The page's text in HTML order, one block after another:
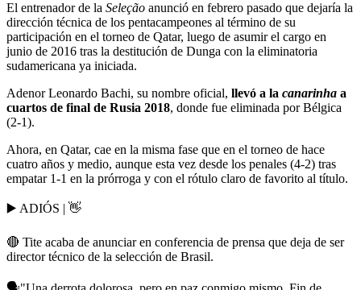
El entrenador de la Seleção anunció en febrero pasado que dejaría la
dirección técnica de los pentacampeones al término de su
participación en el torneo de Qatar, luego de asumir el cargo en
junio de 2016 tras la destitución de Dunga con la eliminatoria
sudamericana ya iniciada.
Adenor Leonardo Bachi, su nombre oficial, llevó a la canarinha a
cuartos de final de Rusia 2018, donde fue eliminada por Bélgica
(2-1).
Ahora, en Qatar, cae en la misma fase que en el torneo de hace
cuatro años y medio, aunque esta vez desde los penales (4-2) tras
empatar 1-1 en la prórroga y con el rótulo claro de favorito al título.
▶️ ADIÓS | ​👋
🔴 Tite acaba de anunciar en conferencia de prensa que deja de ser
director técnico de la selección de Brasil.